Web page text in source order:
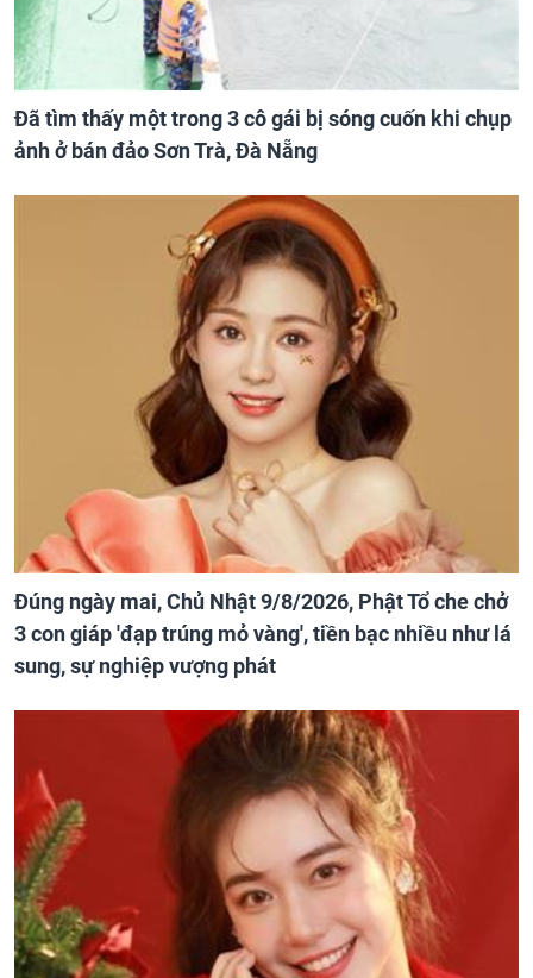
Đã tìm thấy một trong 3 cô gái bị sóng cuốn khi chụp
ảnh ở bán đảo Sơn Trà, Đà Nẵng
Đúng ngày mai, Chủ Nhật 9/8/2026, Phật Tổ che chở
3 con giáp 'đạp trúng mỏ vàng', tiền bạc nhiều như lá
sung, sự nghiệp vượng phát